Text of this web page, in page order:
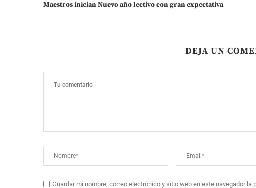
Maestros inician Nuevo año lectivo con gran expectativa
DEJA UN
Guardar mi nombre, correo electrónico y sitio web en este navegador la